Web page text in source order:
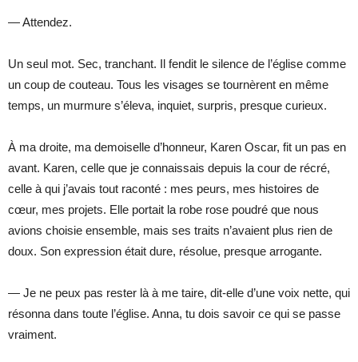
— Attendez.
Un seul mot. Sec, tranchant. Il fendit le silence de l’église comme
un coup de couteau. Tous les visages se tournèrent en même
temps, un murmure s’éleva, inquiet, surpris, presque curieux.
À ma droite, ma demoiselle d’honneur, Karen Oscar, fit un pas en
avant. Karen, celle que je connaissais depuis la cour de récré,
celle à qui j’avais tout raconté : mes peurs, mes histoires de
cœur, mes projets. Elle portait la robe rose poudré que nous
avions choisie ensemble, mais ses traits n’avaient plus rien de
doux. Son expression était dure, résolue, presque arrogante.
— Je ne peux pas rester là à me taire, dit-elle d’une voix nette, qui
résonna dans toute l’église. Anna, tu dois savoir ce qui se passe
vraiment.